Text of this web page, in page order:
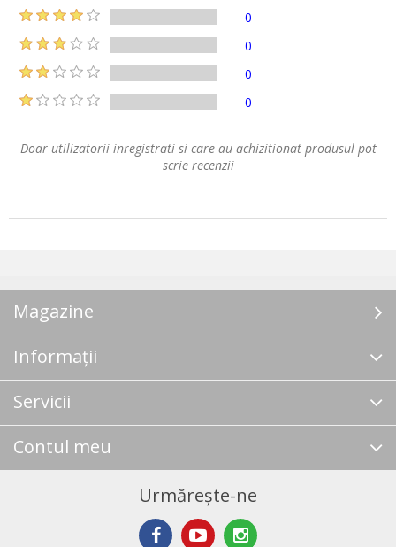
0
0
0
0
Doar utilizatorii inregistrati si care au achizitionat produsul pot
scrie recenzii
Magazine
Informații
Servicii
Contul meu
Urmărește-ne